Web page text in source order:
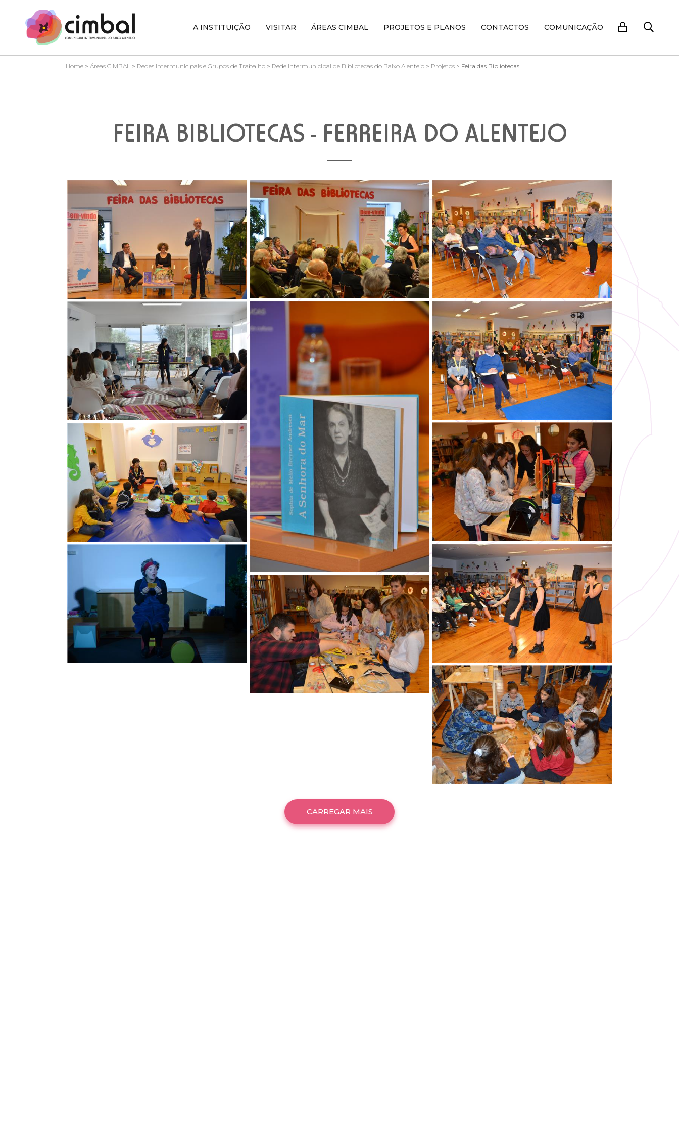
A INSTITUIÇÃO VISITAR ÁREAS CIMBAL PROJETOS E PLANOS CONTACTOS COMUNICAÇÃO
Home > Áreas CIMBAL > Redes Intermunicipais e Grupos de Trabalho > Rede Intermunicipal de Bibliotecas do Baixo Alentejo > Projetos > Feira das Bibliotecas
FEIRA BIBLIOTECAS - FERREIRA DO ALENTEJO
CARREGAR MAIS